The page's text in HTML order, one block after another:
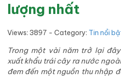
lượng nhất
Views: 3897 - Category: Tin nổi
Trong một vài năm trở lại
xuất khẩu trái cây ra nước
đem đến một nguồn thu nhập